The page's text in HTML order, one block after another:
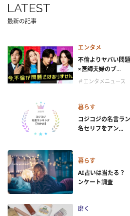
LATEST
最新の記事
エンタメ
不倫よりヤバい問
×医師夫婦のブ...
＃エンタメニュース
暮らす
コジコジの名言ラ
名セリフをアン...
暮らす
AI占いは当たる？
ンケート調査
磨く